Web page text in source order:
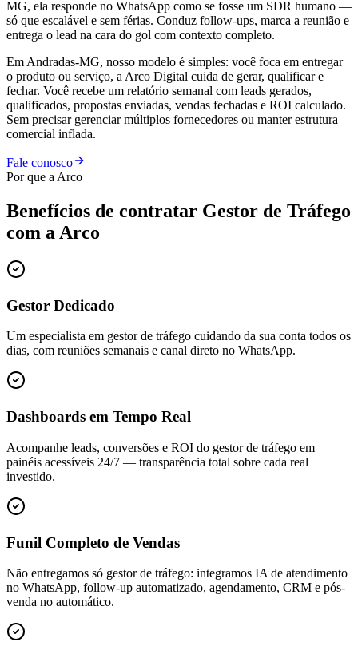
MG, ela responde no WhatsApp como se fosse um SDR humano —
só que escalável e sem férias. Conduz follow-ups, marca a reunião e
entrega o lead na cara do gol com contexto completo.
Em Andradas-MG, nosso modelo é simples: você foca em entregar
o produto ou serviço, a Arco Digital cuida de gerar, qualificar e
fechar. Você recebe um relatório semanal com leads gerados,
qualificados, propostas enviadas, vendas fechadas e ROI calculado.
Sem precisar gerenciar múltiplos fornecedores ou manter estrutura
comercial inflada.
Fale conosco
Por que a Arco
Benefícios de contratar Gestor de Tráfego
com a Arco
Gestor Dedicado
Um especialista em gestor de tráfego cuidando da sua conta todos os
dias, com reuniões semanais e canal direto no WhatsApp.
Dashboards em Tempo Real
Acompanhe leads, conversões e ROI do gestor de tráfego em
painéis acessíveis 24/7 — transparência total sobre cada real
investido.
Funil Completo de Vendas
Não entregamos só gestor de tráfego: integramos IA de atendimento
no WhatsApp, follow-up automatizado, agendamento, CRM e pós-
venda no automático.